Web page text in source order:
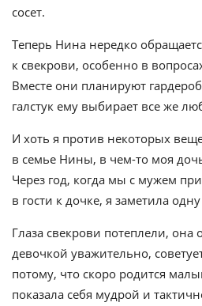
сосет.
Теперь Нина нередко
к свекрови, особенно в
Вместе они планируют
галстук ему выбирает все же
И хоть я против некоторых
в семье Нины, в чем-то моя
Через год, когда мы с мужем
в гости к дочке, я заметила
Глаза свекрови потеплели, она
девочкой уважительно,
потому, что скоро родится
показала себя мудрой и